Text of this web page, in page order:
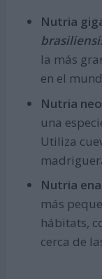
Nutria
la más
en el
Nutria
una
Utiliza
Nutria
más
hábitats,
cerca de